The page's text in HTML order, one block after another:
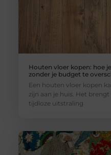
Houten vloer kopen: hoe
zonder je budget te
Een houten vloer kopen
zijn aan je huis. Het
tijdloze uitstraling